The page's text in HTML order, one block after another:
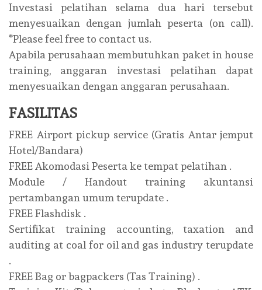
Investasi pelatihan selama dua hari tersebut
menyesuaikan dengan jumlah peserta (on call).
*Please feel free to contact us.
Apabila perusahaan membutuhkan paket in house
training, anggaran investasi pelatihan dapat
menyesuaikan dengan anggaran perusahaan.
FASILITAS
FREE Airport pickup service (Gratis Antar jemput
Hotel/Bandara)
FREE Akomodasi Peserta ke tempat pelatihan .
Module / Handout training akuntansi
pertambangan umum terupdate .
FREE Flashdisk .
Sertifikat training accounting, taxation and
auditing at coal for oil and gas industry terupdate
.
FREE Bag or bagpackers (Tas Training) .